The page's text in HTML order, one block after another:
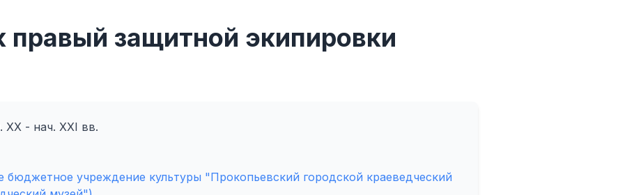
правый защитной экипировки
XX - нач. XXI вв.
бюджетное учреждение культуры "Прокопьевский городской краеведческий